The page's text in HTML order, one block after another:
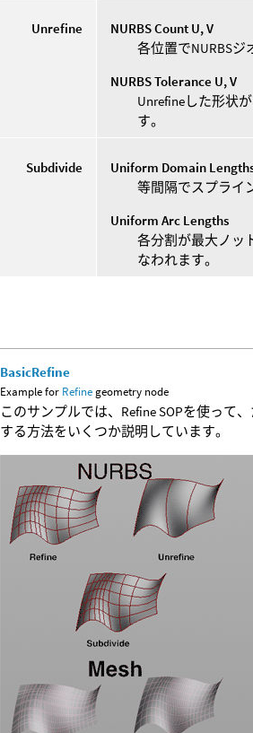
Unrefine
NURBS Count U, V
各位置でNURBSジ
NURBS Tolerance U, V
Unrefineした形状
す。
Subdivide
Uniform Domain
等間隔でスプライ
Uniform Arc Lengths
各分割が最大ノッ
なわれます。
BasicRefine
Example for Refinegeometry node
このサンプルでは、Refine SOPを使って
する方法をいくつか説明しています。